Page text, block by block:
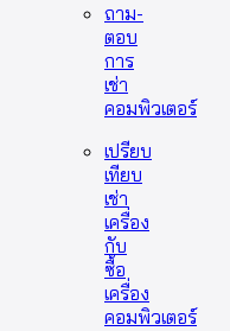
ถาม-
ตอบ
การ
เช่า
คอมพิวเตอร์
เปรียบ
เทียบ
เช่า
เครื่อง
กับ
ซื้อ
เครื่อง
คอมพิวเตอร์